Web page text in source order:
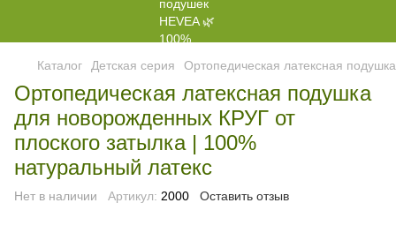
Каталог Детская серия Ортопедическая латексная
Ортопедическая латексная подушка
для новорожденных КРУГ от
плоского затылка | 100%
натуральный латекс
Нет в наличии Артикул: 2000 Оставить отзыв